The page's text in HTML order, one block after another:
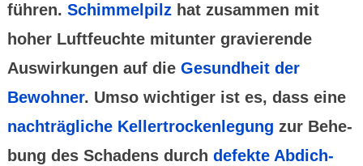
führen. Schimmel­pilzhat zusammen mit
hoher Luft­feuchte mitunter gravie­rende
Auswir­kungen auf die Gesund­heit der
Bewohner. Umso wichtiger ist es, dass eine
nach­trägliche Keller­trocken­legung zur Behe­
bung des Schadens durch defekte Abdich­